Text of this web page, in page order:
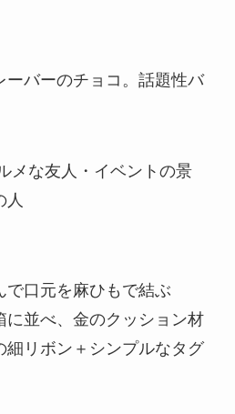
ーバーのチョコ。話題性バ
メな友人・イベントの景
人
で口元を麻ひもで結ぶ
に並べ、金のクッション材
細リボン＋シンプルなタグ